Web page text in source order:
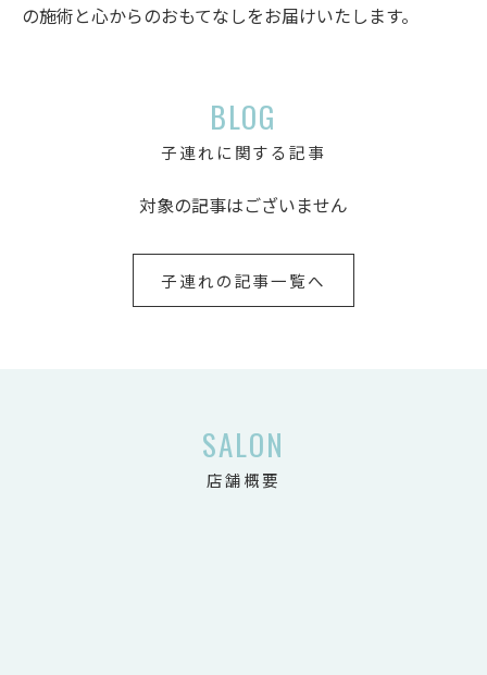
の施術と心からのおもてなしをお届けいたします。
BLOG
子連れに関する記事
対象の記事はございません
子連れの記事一覧へ
店舗概要
SALON